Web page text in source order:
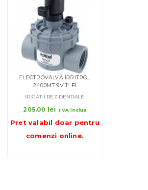
ELECTROVALVĂ IRRITROL
2400MT 9V 1″ FI
IRIGATII REZIDENTIALE
205.00 lei TVA inclus
Pret valabil doar pentru
comenzi online.